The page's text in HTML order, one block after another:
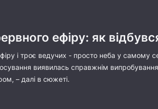
ефіру: як
і троє ведучих - просто неба у
виявилась справжнім
– далі в сюжеті.